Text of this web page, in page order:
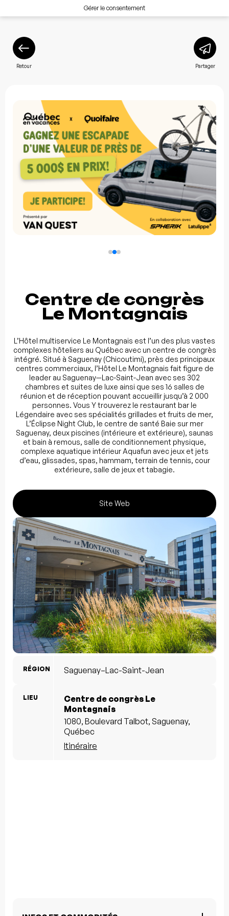
Gérer le consentement
Retour Partager
Centre de congrès
Le Montagnais
L’Hôtel multiservice Le Montagnais est l’un des plus vastes
complexes hôteliers au Québec avec un centre de congrès
intégré. Situé à Saguenay (Chicoutimi), près des principaux
centres commerciaux, l’Hôtel Le Montagnais fait figure de
leader au Saguenay—Lac-Saint-Jean avec ses 302
chambres et suites de luxe ainsi que ses 16 salles de
réunion et de réception pouvant accueillir jusqu’à 2 000
personnes. Vous Y trouverez le restaurant bar le
Légendaire avec ses spécialités grillades et fruits de mer,
L’Éclipse Night Club, le centre de santé Baie sur mer
Saguenay, deux piscines (intérieure et extérieure), saunas
et bain à remous, salle de conditionnement physique,
complexe aquatique intérieur Aquafun avec jeux et jets
d’eau, glissades, spas, hammam, terrain de tennis, cour
extérieure, salle de jeux et tabagie.
Site Web
RÉGION Saguenay–Lac-Saint-Jean
LIEU
Centre de congrès Le
Montagnais
1080, Boulevard Talbot, Saguenay,
Québec
Itinéraire